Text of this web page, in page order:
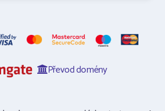
Převod domény